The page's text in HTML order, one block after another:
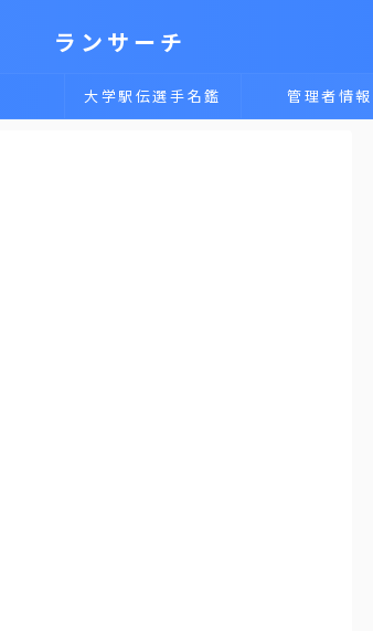
ランサーチ
大学駅伝選手名鑑 管理者情報